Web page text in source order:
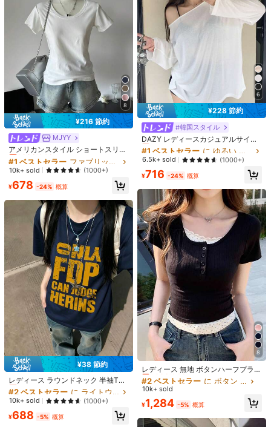
Local Seller
sdfghjhgfferbgf
4.66 6 フォロワー
6 フォロワー
4.66 6 フォロワー
4.66 6 フォロワー
あなたにおすすめの商品
おすすめ アパレルアクセサリー ジュエリー＆ウォッチ アンダーウ
9
¥58 節約
#クラシカルガーリー
夏 韓国風 ラウンドネック フィット
カジュアル ドット柄 半袖Tシャツ イ
エロー、エステティック
#1 ベストセラー
高リピート率 売り切れ間近！
#1 ベストセラー に イエロー オフィスデイリートップス
高リピート率 売り切れ間近！
#1 ベストセラー に イエロー オフィスデイリートップス
高リピート率 売り切れ間近！
#1 ベストセラー に イエロー オフィスデイリートップス
高リピート率 売り切れ間近！
10k+ sold (1000+)
1,069 -5% 概算
#韓国スタイル
レディース カジュアル プレーン Vネ
ック 半袖 Tシャツ、夏 ホワイト
売り切れ間近！
6.7k+ sold
1,178 -5% 概算
8
¥216 節約
MJYY
アメリカンスタイル ショートスリー
ブ クルーネック フィッテッド Tシャ
ツ レディース、春夏、新作ホワイト
カジュアルトップス
#1 ベストセラー
売り切れ間近！
#1 ベストセラー
売り切れ間近！
#1 ベストセラー
売り切れ間近！
#1 ベストセラー ファブリック 女性用Tシャツ
売り切れ間近！
10k+ sold (1000+)
¥678 -24% 概算
¥38 節約
レディース ラウンドネック 半袖Tシ
ャツ 夏新作 レタープリント ファッ
ション カジュアル 万能 ルーズフィ
ット トップス
#2 ベストセラー に ライトウェイト 女性用トップス、ブラウス、Tシャツ
売り切れ間近！
#2 ベストセラー
売り切れ間近！
#2 ベストセラー
売り切れ間近！
#2 ベストセラー に ライトウェイト 女性用トップス、ブラウス、Tシャツ
売り切れ間近！
10k+ sold (1000+)
¥688 -5% 概算
6
¥228 節約
#韓国スタイル
DAZY レディースカジュアルサイド
スリットオーバーサイズTシャツ、
春夏秋用、長袖レディーストップ
ス、水着用カバーアップ
#1 ベストセラー
売り切れ間近！
#1 ベストセラー
売り切れ間近！
#1 ベストセラー
売り切れ間近！
#1 ベストセラー
売り切れ間近！
6.5k+ sold (1000+)
¥716 -24% 概算
8
レディース 無地 ボタンハーフプラケ
ット 半袖 カジュアルTシャツ 夏 ブ
ラック エフォートレススタイル
#2 ベストセラー
売り切れ間近！
#2 ベストセラー
売り切れ間近！
#2 ベストセラー
売り切れ間近！
#2 ベストセラー
売り切れ間近！
10k+ sold
¥1,284 -5% 概算